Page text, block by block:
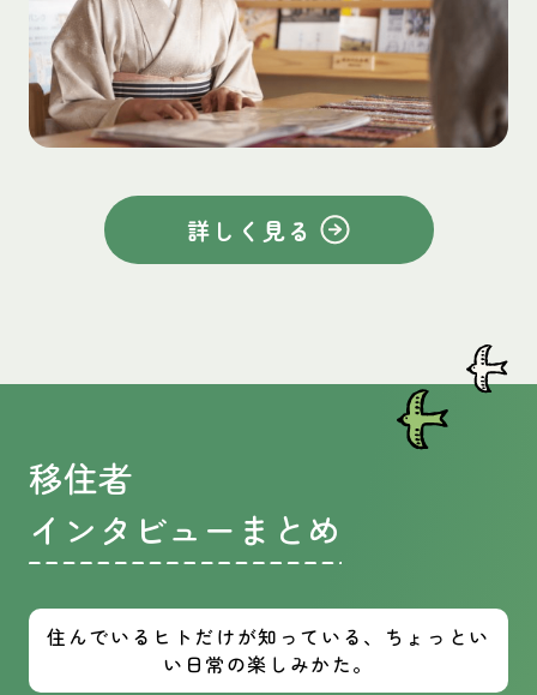
詳しく見る
移住者
インタビューまとめ
住んでいるヒトだけが知っている、ちょっとい
い日常の楽しみかた。